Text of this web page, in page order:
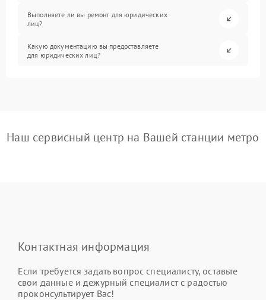
Выполняете ли вы ремонт для юридических
лиц?
Какую документацию вы предоставляете
для юридических лиц?
Наш сервисный центр на Вашей станции метро
Контактная информация
Если требуется задать вопрос специалисту, оставьте
свои данные и дежурный специалист с радостью
проконсультирует Вас!